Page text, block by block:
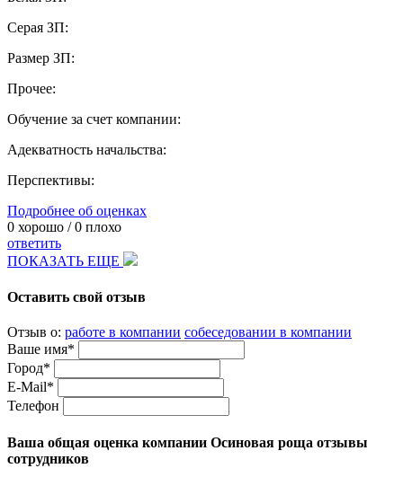
Серая ЗП:
Размер ЗП:
Прочее:
Обучение за счет компании:
Адекватность начальства:
Перспективы:
Подробнее об оценках
0 хорошо /0 плохо
ответить
ПОКАЗАТЬ ЕЩЕ
Оставить свой отзыв
Отзыв о: работе в компании собеседовании в компании
Ваше имя*
Город*
E-Mail*
Телефон
Ваша общая оценка компании Осиновая роща отзывы
сотрудников